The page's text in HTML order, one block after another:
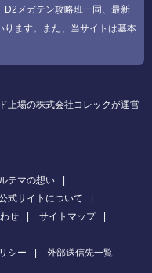
D2メガテン攻略班一同、最新
ります。また、当サイトは基本
上場の株式会社コレックが運営
テマの想い
式サイトについて
せ
サイトマップ
シー 外部送信先一覧